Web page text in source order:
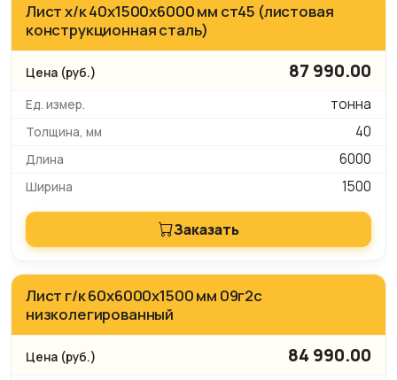
Лист х/к 40х1500х6000 мм ст45 (листовая
конструкционная сталь)
87 990.00
тонна
40
6000
1500
Заказать
Лист г/к 60х6000х1500 мм 09г2с
низколегированный
84 990.00